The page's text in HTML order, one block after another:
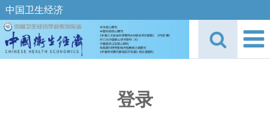
中国卫生经济
登录